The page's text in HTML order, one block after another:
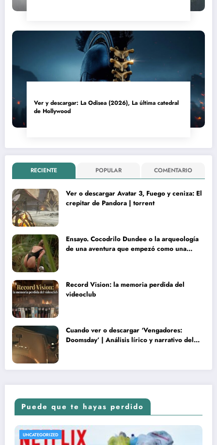
Ver y descargar: La Odisea (2026), La última catedral
de Hollywood
RECIENTE POPULAR COMENTARIO
Ver o descargar Avatar 3, Fuego y ceniza: El
crepitar de Pandora | torrent
Ensayo. Cocodrilo Dundee o la arqueología
de una aventura que empezó como una
Record Vision: la memoria perdida del
videoclub
Cuando ver o descargar ‘Vengadores:
Doomsday’ | Análisis lírico y narrativo del
Puede que te hayas perdido
UNCATEGORIZED